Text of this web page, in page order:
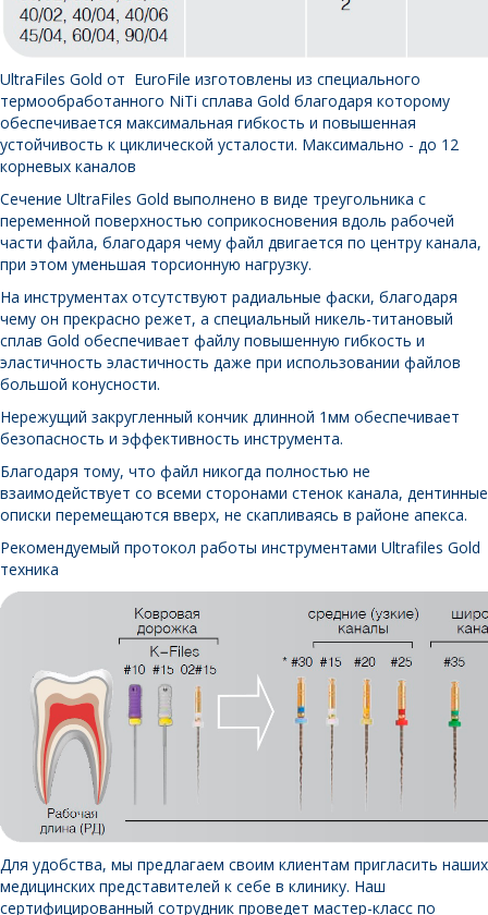
UltraFiles Gold от EuroFile изготовлены из специального
термообработанного NiTi сплава Gold благодаря которому
обеспечивается максимальная гибкость и повышенная
устойчивость к циклической усталости. Максимально - до 12
корневых каналов
Сечение UltraFiles Gold выполнено в виде треугольника с
переменной поверхностью соприкосновения вдоль рабочей
части файла, благодаря чему файл двигается по центру канала,
при этом уменьшая торсионную нагрузку.
На инструментах отсутствуют радиальные фаски, благодаря
чему он прекрасно режет, а специальный никель-титановый
сплав Gold обеспечивает файлу повышенную гибкость и
эластичность эластичность даже при использовании файлов
большой конусности.
Нережущий закругленный кончик длинной 1мм обеспечивает
безопасность и эффективность инструмента.
Благодаря тому, что файл никогда полностью не
взаимодействует со всеми сторонами стенок канала, дентинные
описки перемещаются вверх, не скапливаясь в районе апекса.
Рекомендуемый протокол работы инструментами Ultrafiles Gold
техника
Для удобства, мы предлагаем своим клиентам пригласить наших
медицинских представителей к себе в клинику. Наш
сертифицированный сотрудник проведет мастер-класс по